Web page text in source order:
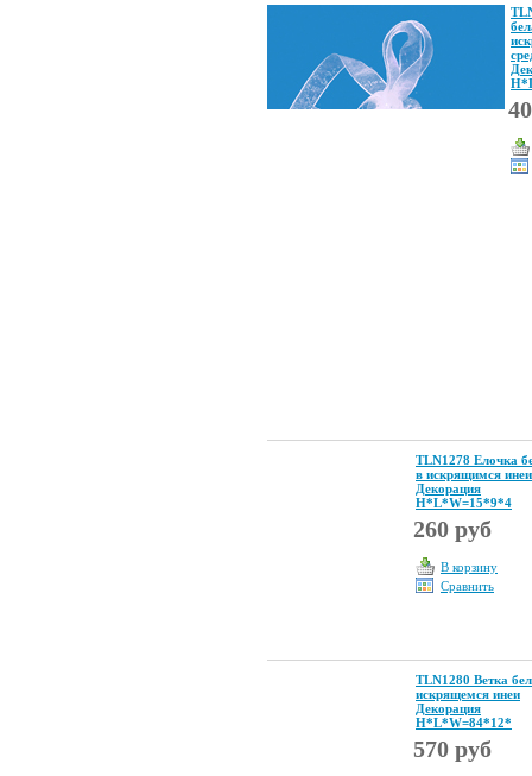
TLN1278 Елочка
в искрящимся инеи
Декорация
Н*L*W=15*9*4
260 руб
В корзину
Сравнить
TLN1280 Ветка
искрящемся инеи
Декорация
Н*L*W=84*12*
570 руб